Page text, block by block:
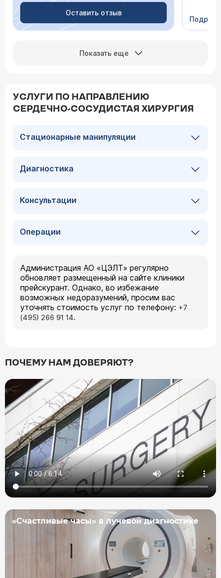
Оставить отзыв
Сейчас
Показать еще
УСЛУГИ ПО НАПРАВЛЕНИЮ
СЕРДЕЧНО-СОСУДИСТАЯ ХИРУРГИЯ
Стационарные манипуляции
Диагностика
Консультации
Операции
Администрация АО «ЦЭЛТ» регулярно
обновляет размещенный на сайте клиники
прейскурант. Однако, во избежание
возможных недоразумений, просим вас
уточнять стоимость услуг по телефону: +7
(495) 266 91 14.
ПОЧЕМУ НАМ ДОВЕРЯЮТ?
«Счастливые часы» в лучевой диагностике